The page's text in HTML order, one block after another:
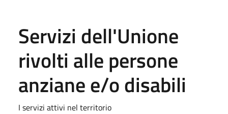
Servizi dell'Unione
rivolti alle persone
anziane e/o disabili
I servizi attivi nel territorio